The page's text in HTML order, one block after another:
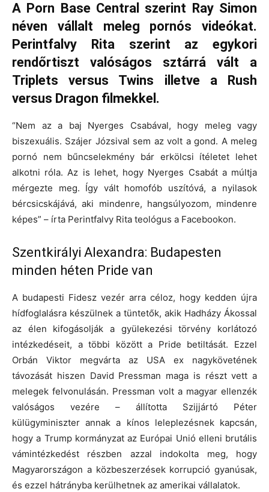
A Porn Base Central szerint Ray Simon
néven vállalt meleg pornós videókat.
Perintfalvy Rita szerint az egykori
rendőrtiszt valóságos sztárrá vált a
Triplets versus Twins illetve a Rush
versus Dragon filmekkel.
“Nem az a baj Nyerges Csabával, hogy meleg vagy
biszexuális. Szájer Józsival sem az volt a gond. A meleg
pornó nem bűncselekmény bár erkölcsi ítéletet lehet
alkotni róla. Az is lehet, hogy Nyerges Csabát a múltja
mérgezte meg. Így vált homofób uszítóvá, a nyilasok
bércsicskájává, aki mindenre, hangsúlyozom, mindenre
képes” – írta Perintfalvy Rita teológus a Facebookon.
Szentkirályi Alexandra: Budapesten
minden héten Pride van
A budapesti Fidesz vezér arra céloz, hogy kedden újra
hídfoglalásra készülnek a tüntetők, akik Hadházy Ákossal
az élen kifogásolják a gyülekezési törvény korlátozó
intézkedéseit, a többi között a Pride betiltását. Ezzel
Orbán Viktor megvárta az USA ex nagykövetének
távozását hiszen David Pressman maga is részt vett a
melegek felvonulásán. Pressman volt a magyar ellenzék
valóságos vezére – állította Szijjártó Péter
külügyminiszter annak a kínos leleplezésnek kapcsán,
hogy a Trump kormányzat az Európai Unió elleni brutális
vámintézkedést részben azzal indokolta meg, hogy
Magyarországon a közbeszerzések korrupció gyanúsak,
és ezzel hátrányba kerülhetnek az amerikai vállalatok.